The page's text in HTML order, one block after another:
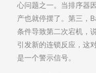
心问题之一。当排序器
产也就停摆了。第三，
条件导致第二次宕机，
引发新的连锁反应，这
是一个警示信号。